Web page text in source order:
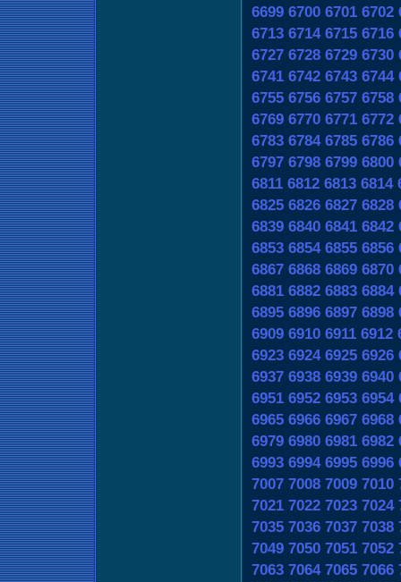
6699 6700 6701 6702
6713 6714 6715 6716
6727 6728 6729 6730
6741 6742 6743 6744
6755 6756 6757 6758
6769 6770 6771 6772
6783 6784 6785 6786
6797 6798 6799 6800
6811 6812 6813 6814
6825 6826 6827 6828
6839 6840 6841 6842
6853 6854 6855 6856
6867 6868 6869 6870
6881 6882 6883 6884
6895 6896 6897 6898
6909 6910 6911 6912
6923 6924 6925 6926
6937 6938 6939 6940
6951 6952 6953 6954
6965 6966 6967 6968
6979 6980 6981 6982
6993 6994 6995 6996
7007 7008 7009 7010
7021 7022 7023 7024
7035 7036 7037 7038
7049 7050 7051 7052
7063 7064 7065 7066